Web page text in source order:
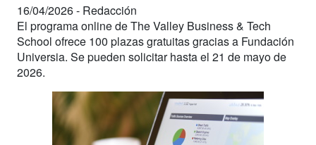
16/04/2026 - Redacción
El programa online de The Valley Business & Tech
School ofrece 100 plazas gratuitas gracias a Fundación
Universia. Se pueden solicitar hasta el 21 de mayo de
2026.